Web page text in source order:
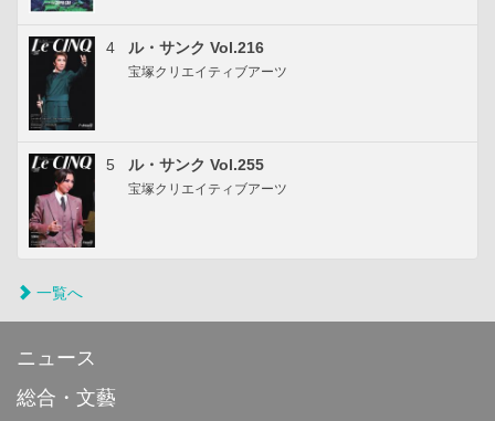
4 ル・サンク Vol.216
宝塚クリエイティブアーツ
5 ル・サンク Vol.255
宝塚クリエイティブアーツ
一覧へ
ニュース
総合・文藝